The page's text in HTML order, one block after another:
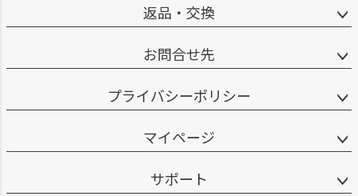
返品・交換
お問合せ先
プライバシーポリシー
マイページ
サポート